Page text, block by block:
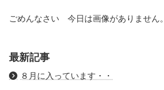
ごめんなさい 今日は画像がありません。
最新記事
８月に入っています・・